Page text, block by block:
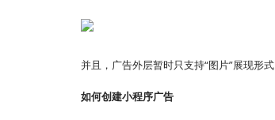
并且，广告外层暂时只支持“图片”展现形
如何创建小程序广告